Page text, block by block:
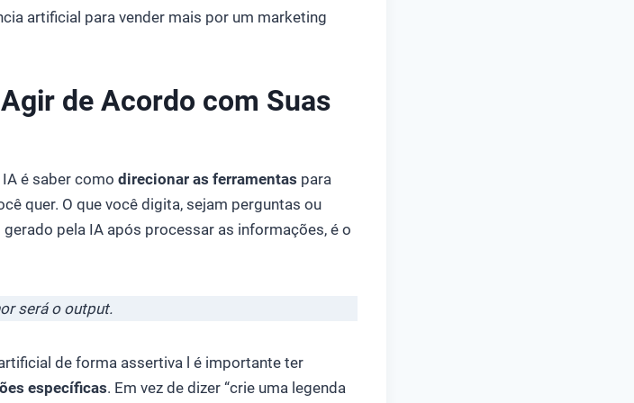
artificial para vender mais por um marketing
de Acordo com Suas
é saber como direcionar as ferramentas para
quer. O que você digita, sejam perguntas ou
pela IA após processar as informações, é o
será o output.
de forma assertiva l é importante ter
específicas. Em vez de dizer “crie uma legenda